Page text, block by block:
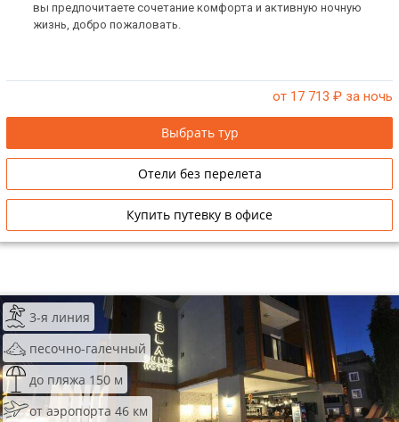
вы предпочитаете сочетание комфорта и активную ночную
жизнь, добро пожаловать.
от 17 713 ₽ за ночь
Выбрать тур
Отели без перелета
Купить путевку в офисе
3-я линия
песочно-галечный
до пляжа 150 м
от аэропорта 46 км